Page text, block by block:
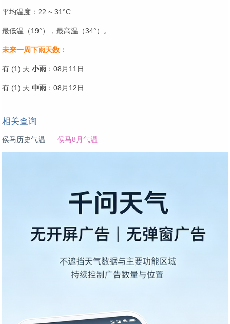
平均温度：22 ~ 31°C
最低温（19°），最高温（34°）。
未来一周下雨天数：
有 (1) 天 小雨 ：08月11日
有 (1) 天 中雨 ：08月12日
相关查询
侯马历史气温 侯马8月气温